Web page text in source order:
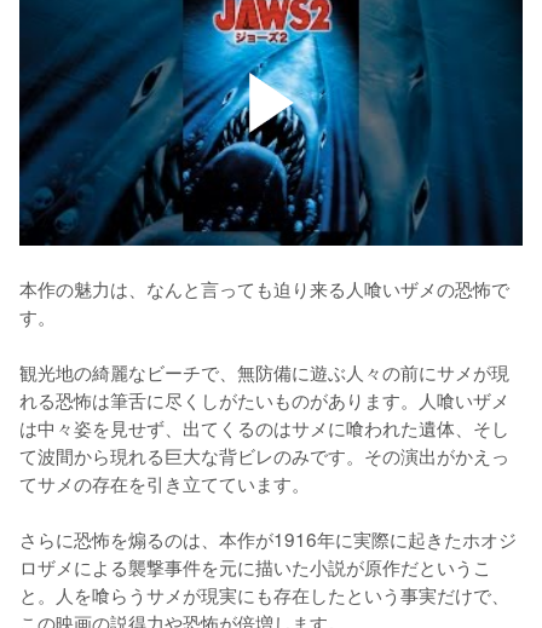
本作の魅力は、なんと言っても迫り来る人喰いザメの恐怖で
す。
観光地の綺麗なビーチで、無防備に遊ぶ人々の前にサメが現
れる恐怖は筆舌に尽くしがたいものがあります。人喰いザメ
は中々姿を見せず、出てくるのはサメに喰われた遺体、そし
て波間から現れる巨大な背ビレのみです。その演出がかえっ
てサメの存在を引き立てています。
さらに恐怖を煽るのは、本作が1916年に実際に起きたホオジ
ロザメによる襲撃事件を元に描いた小説が原作だというこ
と。人を喰らうサメが現実にも存在したという事実だけで、
この映画の説得力や恐怖が倍増します。